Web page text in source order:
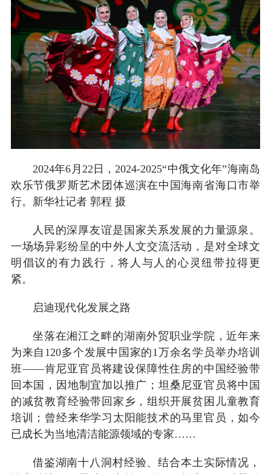
2024年6月22日，2024-2025“中俄文化年”海南岛
欢乐节俄罗斯艺术团体巡演在中国海南省海口市举
行。新华社记者 郭程 摄
人民的深厚友谊是国家关系发展的力量源泉。
一场场异彩纷呈的中外人文交流活动，是对全球文
明倡议的有力践行，将人与人的心灵纽带拉得更
紧。
启迪现代化发展之路
坐落在湘江之畔的湖南外贸职业学院，近年来
为来自120多个发展中国家的1万余名学员举办培训
班——肯尼亚官员将建设保障性住房的中国经验带
回本国，因地制宜加以推广；坦桑尼亚官员将中国
的减贫教育经验带回家乡，组织开展贫困儿童教育
培训；曾经来华学习太阳能技术的马里官员，如今
已成长为当地清洁能源领域的专家……
借鉴湖南十八洞村经验、结合本土实际情况，